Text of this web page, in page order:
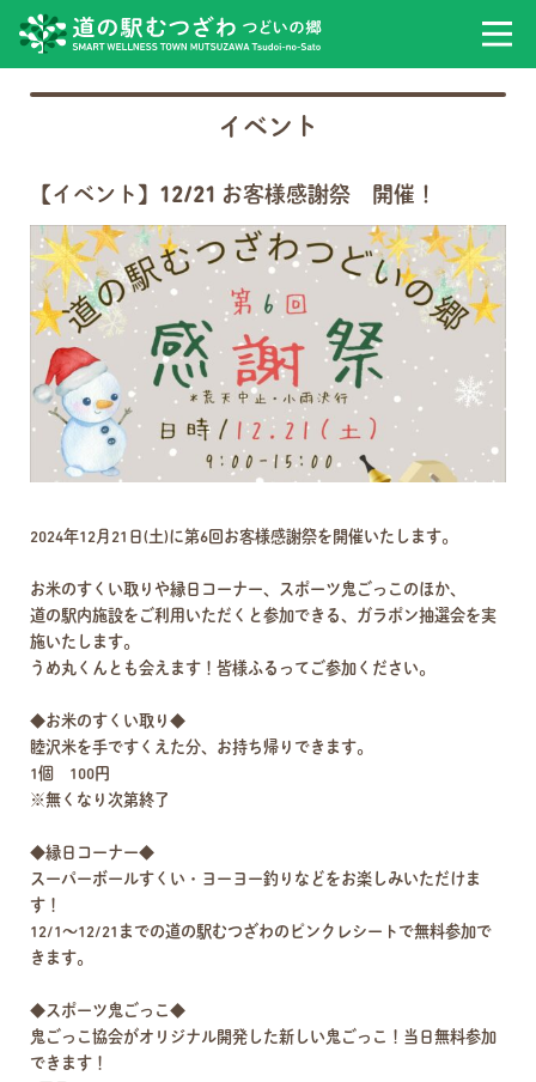
イベント
【イベント】12/21 お客様感謝祭 開催！
2024年12月21日(土)に第6回お客様感謝祭を開催いたします。
お米のすくい取りや縁日コーナー、スポーツ鬼ごっこのほか、
道の駅内施設をご利用いただくと参加できる、ガラポン抽選会を実
施いたします。
うめ丸くんとも会えます！皆様ふるってご参加ください。
◆お米のすくい取り◆
睦沢米を手ですくえた分、お持ち帰りできます。
1個 100円
※無くなり次第終了
◆縁日コーナー◆
スーパーボールすくい・ヨーヨー釣りなどをお楽しみいただけま
す！
12/1～12/21までの道の駅むつざわのピンクレシートで無料参加で
きます。
◆スポーツ鬼ごっこ◆
鬼ごっこ協会がオリジナル開発した新しい鬼ごっこ！当日無料参加
できます！